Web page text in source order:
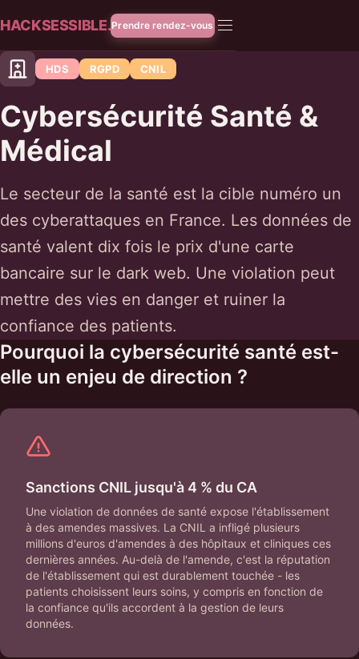
HACKSESSIBLE.Prendre rendez-vous
HDS RGPD CNIL
Cybersécurité Santé &
Médical
Le secteur de la santé est la cible numéro un
des cyberattaques en France. Les données de
santé valent dix fois le prix d'une carte
bancaire sur le dark web. Une violation peut
mettre des vies en danger et ruiner la
confiance des patients.
Pourquoi la cybersécurité santé est-
elle un enjeu de direction ?
Sanctions CNIL jusqu'à 4 % du CA
Une violation de données de santé expose l'établissement
à des amendes massives. La CNIL a infligé plusieurs
millions d'euros d'amendes à des hôpitaux et cliniques ces
dernières années. Au-delà de l'amende, c'est la réputation
de l'établissement qui est durablement touchée - les
patients choisissent leurs soins, y compris en fonction de
la confiance qu'ils accordent à la gestion de leurs
données.